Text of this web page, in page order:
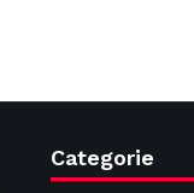
Categorie